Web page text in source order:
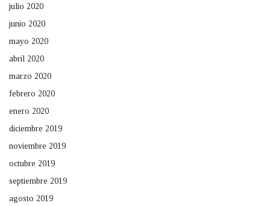
julio 2020
junio 2020
mayo 2020
abril 2020
marzo 2020
febrero 2020
enero 2020
diciembre 2019
noviembre 2019
octubre 2019
septiembre 2019
agosto 2019